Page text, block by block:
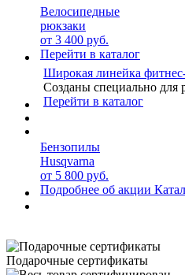
Велосипедные
рюкзаки
от 3 400 руб.
Перейти в каталог
Широкая линейка
Созданы специально для
Перейти в каталог
Бензопилы
Husqvarna
от 5 800 руб.
Подробнее об акции
Подарочные сертификаты